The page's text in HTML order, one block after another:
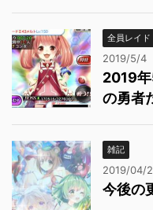
全員レイド
2019/5/4
2019
の勇者
雑記
2019/04/
今後の